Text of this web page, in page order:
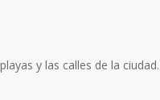
y las calles de la ciudad.